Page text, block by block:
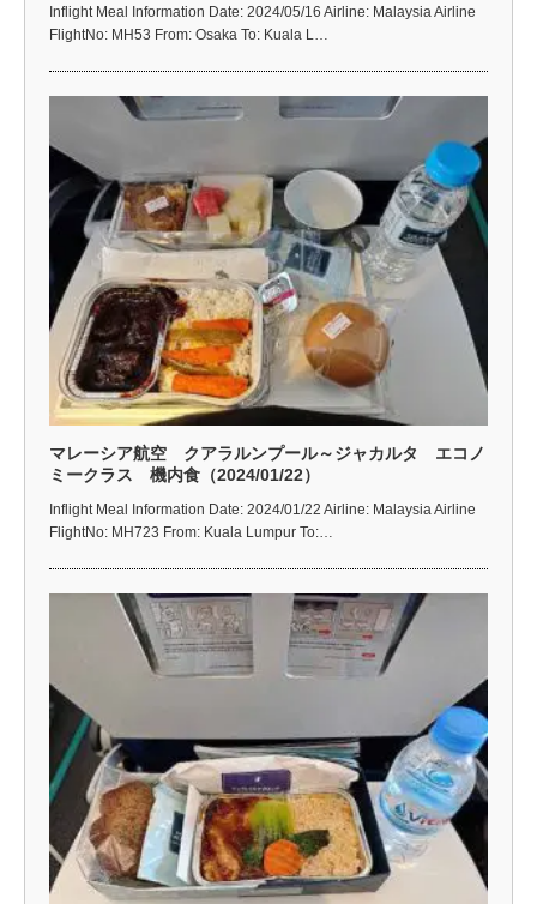
Inflight Meal Information Date: 2024/05/16 Airline: Malaysia Airline
FlightNo: MH53 From: Osaka To: Kuala L…
マレーシア航空 クアラルンプール～ジャカルタ エコノ
ミークラス 機内食（2024/01/22）
Inflight Meal Information Date: 2024/01/22 Airline: Malaysia Airline
FlightNo: MH723 From: Kuala Lumpur To:…